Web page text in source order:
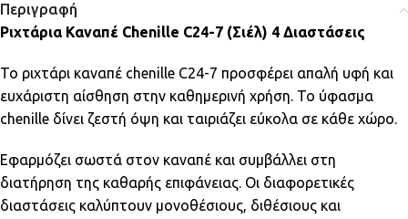
Περιγραφή
Ριχτάρια Καναπέ Chenille C24-7 (Σιέλ) 4 Διαστάσεις
Το ριχτάρι καναπέ chenille C24-7 προσφέρει απαλή υφή και
ευχάριστη αίσθηση στην καθημερινή χρήση. Το ύφασμα
chenille δίνει ζεστή όψη και ταιριάζει εύκολα σε κάθε χώρο.
Εφαρμόζει σωστά στον καναπέ και συμβάλλει στη
διατήρηση της καθαρής επιφάνειας. Οι διαφορετικές
διαστάσεις καλύπτουν μονοθέσιους, διθέσιους και